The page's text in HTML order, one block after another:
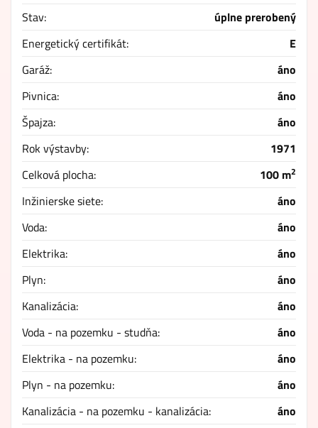
Stav:
úplne prerobený
Energetický certifikát:
E
Garáž:
áno
Pivnica:
áno
Špajza:
áno
Rok výstavby:
1971
Celková plocha:
100 m2
Inžinierske siete:
áno
Voda:
áno
Elektrika:
áno
Plyn:
áno
Kanalizácia:
áno
Voda - na pozemku - studňa:
áno
Elektrika - na pozemku:
áno
Plyn - na pozemku:
áno
Kanalizácia - na pozemku - kanalizácia:
áno